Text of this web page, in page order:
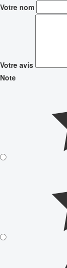
Votre nom
Votre avis
Note